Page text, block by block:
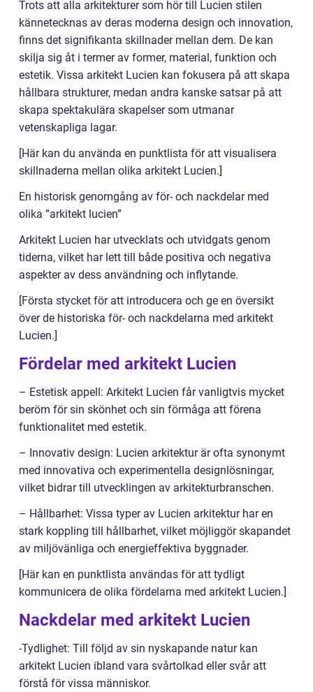
Trots att alla arkitekturer som hör till Lucien stilen
kännetecknas av deras moderna design och innovation,
finns det signifikanta skillnader mellan dem. De kan
skilja sig åt i termer av former, material, funktion och
estetik. Vissa arkitekt Lucien kan fokusera på att skapa
hållbara strukturer, medan andra kanske satsar på att
skapa spektakulära skapelser som utmanar
vetenskapliga lagar.
[Här kan du använda en punktlista för att visualisera
skillnaderna mellan olika arkitekt Lucien.]
En historisk genomgång av för- och nackdelar med
olika ”arkitekt lucien”
Arkitekt Lucien har utvecklats och utvidgats genom
tiderna, vilket har lett till både positiva och negativa
aspekter av dess användning och inflytande.
[Första stycket för att introducera och ge en översikt
över de historiska för- och nackdelarna med arkitekt
Lucien.]
Fördelar med arkitekt Lucien
– Estetisk appell: Arkitekt Lucien får vanligtvis mycket
beröm för sin skönhet och sin förmåga att förena
funktionalitet med estetik.
– Innovativ design: Lucien arkitektur är ofta synonymt
med innovativa och experimentella designlösningar,
vilket bidrar till utvecklingen av arkitekturbranschen.
– Hållbarhet: Vissa typer av Lucien arkitektur har en
stark koppling till hållbarhet, vilket möjliggör skapandet
av miljövänliga och energieffektiva byggnader.
[Här kan en punktlista användas för att tydligt
kommunicera de olika fördelarna med arkitekt Lucien.]
Nackdelar med arkitekt Lucien
-Tydlighet: Till följd av sin nyskapande natur kan
arkitekt Lucien ibland vara svårtolkad eller svår att
förstå för vissa människor.